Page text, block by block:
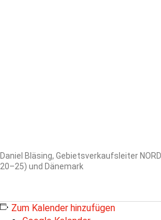
Daniel Bläsing, Gebietsverkaufsleiter
20–25) und Dänemark
Zum Kalender hinzufügen